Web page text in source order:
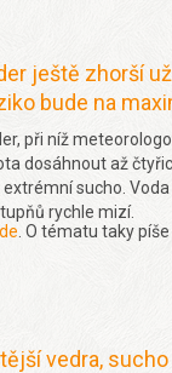
ještě zhorší
bude na
při níž
dosáhnout až
sucho.
rychle mizí.
. O tématu taky píše
vedra,